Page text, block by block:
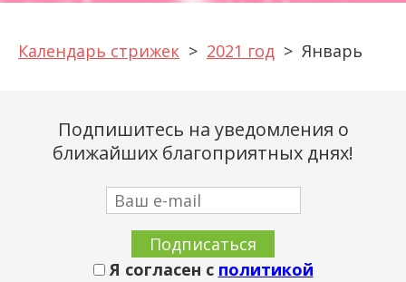
Календарь стрижек > 2021 год > Январь
Подпишитесь на уведомления о
ближайших благоприятных днях!
Я согласен с политикой